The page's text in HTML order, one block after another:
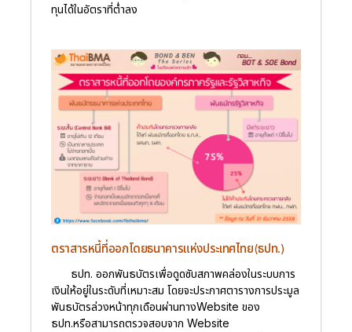
ทุนได้ในอัตราที่ต่ำลง
ตราสารหนี้ที่ออกโดยธนาคารแห่งประเทศไทย(ธปท.)
ธปท. ออกพันธบัตรเพื่อดูดซับสภาพคล่องในระบบการ
เงินให้อยู่ในระดับที่เหมาะสม โดยจะประกาศตารางการประมูล
พันธบัตรล่วงหน้าทุกเดือนผ่านทางWebsite ของ
ธปท.หรือสามารถตรวจสอบจาก Website